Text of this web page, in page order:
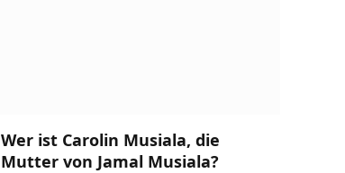
Wer ist Carolin Musiala, die
Mutter von Jamal Musiala?